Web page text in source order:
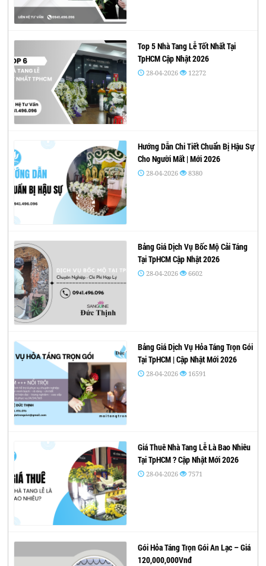
Top 5 Nhà Tang Lễ Tốt Nhất Tại
TpHCM Cập Nhật 2026
28-04-2026 12272
Hướng Dẫn Chi Tiết Chuẩn Bị Hậu Sự
Cho Người Mất | Mới 2026
28-04-2026 8380
Bảng Giá Dịch Vụ Bốc Mộ Cải Táng
Tại TpHCM Cập Nhật 2026
28-04-2026 6602
Bảng Giá Dịch Vụ Hỏa Táng Trọn Gói
Tại TpHCM | Cập Nhật Mới 2026
28-04-2026 16591
Giá Thuê Nhà Tang Lễ Là Bao Nhiêu
Tại TpHCM ? Cập Nhật Mới 2026
28-04-2026 7571
Gói Hỏa Táng Trọn Gói An Lạc – Giá
120,000,000Vnđ